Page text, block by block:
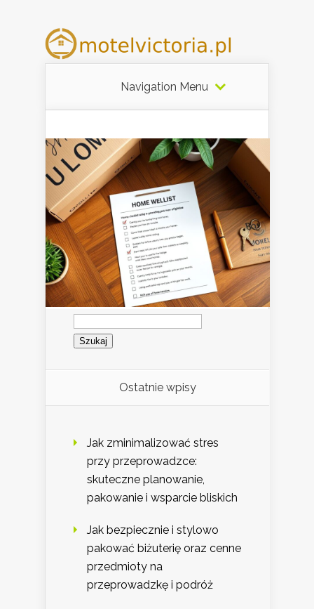
Navigation Menu
Szukaj:
Ostatnie wpisy
Jak zminimalizować stres
przy przeprowadzce:
skuteczne planowanie,
pakowanie i wsparcie bliskich
Jak bezpiecznie i stylowo
pakować biżuterię oraz cenne
przedmioty na
przeprowadzkę i podróż